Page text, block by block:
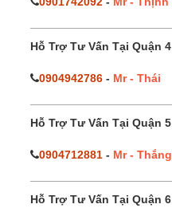
Hỗ Trợ Tư Vấn Tại Quận 4
0904942786 - Mr - Thái
Hỗ Trợ Tư Vấn Tại Quận 5
0904712881 - Mr - Thắng
Hỗ Trợ Tư Vấn Tại Quận 6